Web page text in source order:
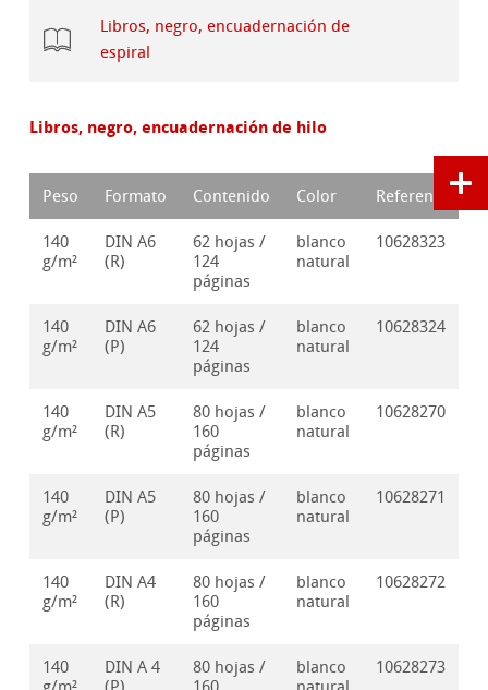
Libros, negro, encuadernación de
espiral
Libros, negro, encuadernación de hilo
Peso Formato Contenido Color Referencia
140
g/m²
DIN A6
(R)
62 hojas /
124
páginas
blanco
natural
10628323
140
g/m²
DIN A6
(P)
62 hojas /
124
páginas
blanco
natural
10628324
140
g/m²
DIN A5
(R)
80 hojas /
160
páginas
blanco
natural
10628270
140
g/m²
DIN A5
(P)
80 hojas /
160
páginas
blanco
natural
10628271
140
g/m²
DIN A4
(R)
80 hojas /
160
páginas
blanco
natural
10628272
140
DIN A 4
80 hojas /
blanco
10628273